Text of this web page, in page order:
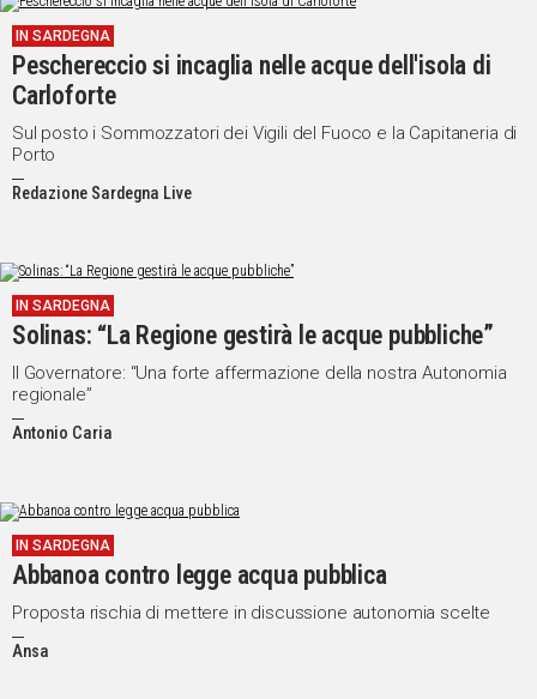
POLITICA
IN
ITALIA
NEL
MONDO
SPORT
EVENTI
VIDEO
UNISCITI
WHATSAPP
IN SARDEGNA
Peschereccio si incaglia nelle acque dell'isola di
Carloforte
Sul posto i Sommozzatori dei Vigili del Fuoco e la Capitaneria di
Porto
Redazione Sardegna Live
IN SARDEGNA
Solinas: “La Regione gestirà le acque pubbliche”
Il Governatore: “Una forte affermazione della nostra Autonomia
regionale”
Antonio Caria
IN SARDEGNA
Abbanoa contro legge acqua pubblica
Proposta rischia di mettere in discussione autonomia scelte
Ansa